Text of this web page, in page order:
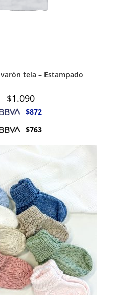
tela – Estampado
$1.090
$872
$763